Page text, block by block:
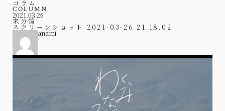
コラム
COLUMN
2021.03.26
未分類
スクリーンショット 2021-03-26 21.18.02
anami